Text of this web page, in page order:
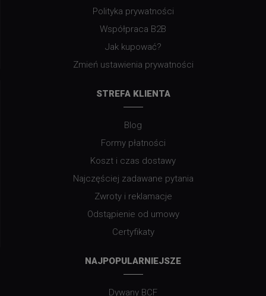
Polityka prywatności
Współpraca B2B
Jak kupować?
Zmień ustawienia prywatności
STREFA KLIENTA
Blog
Formy płatności
Koszt i czas dostawy
Najczęściej zadawane pytania
Zwroty i reklamacje
Odstąpienie od umowy
Certyfikaty
NAJPOPULARNIEJSZE
Dywany BCF